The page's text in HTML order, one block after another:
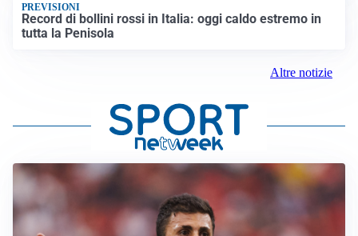
PREVISIONI
Record di bollini rossi in Italia: oggi caldo estremo in
tutta la Penisola
Altre notizie